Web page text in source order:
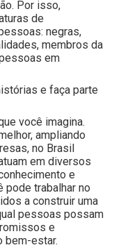
Por isso,
de
negras,
membros da
em
e faça parte
você imagina.
ampliando
no Brasil
em diversos
e
trabalhar no
a construir uma
pessoas possam
e
bem-estar.